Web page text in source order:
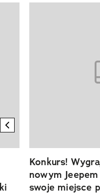
previous element
Konkurs!
nowym
swoje miejsce